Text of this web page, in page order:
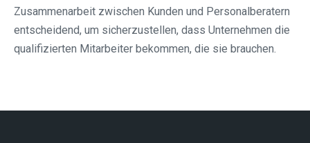
Zusammenarbeit zwischen Kunden und Personalberatern
entscheidend, um sicherzustellen, dass Unternehmen die
qualifizierten Mitarbeiter bekommen, die sie brauchen.